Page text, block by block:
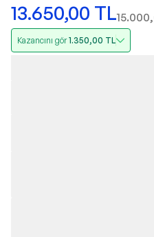
13.650,00 TL
Kazancını gör1.350,00 TL